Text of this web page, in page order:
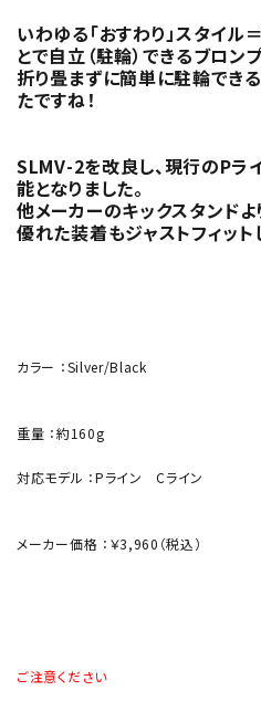
いわゆる「おすわり」スタイ
とで自立（駐輪）できるブロン
折り畳まずに簡単に駐輪でき
たですね！
SLMV-2を改良し、現行のPラ
能となりました。
他メーカーのキックスタンド
優れた装着もジャストフィット
カラー ：Silver/Black
重量 ：約160g
対応モデル ：Pライン Cライン
メーカー価格 ：￥3,960（税込）
ご注意ください